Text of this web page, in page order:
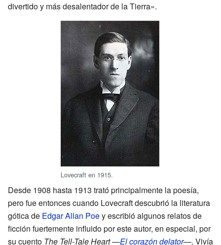
divertido y más desalentador de la Tierra».
Lovecraft en 1915.
Desde 1908 hasta 1913 trató principalmente la poesía,
pero fue entonces cuando Lovecraft descubrió la literatura
gótica de Edgar Allan Poey escribió algunos relatos de
ficción fuertemente influido por este autor, en especial, por
su cuento The Tell-Tale Heart—El corazón delator—. Vivía